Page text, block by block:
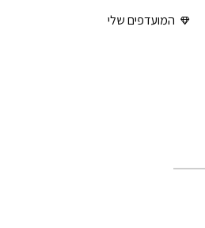
המועדפים שלי